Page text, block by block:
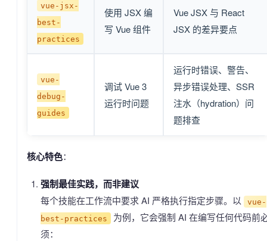
vue-jsx-
best-
practices
使用 JSX 编
写 Vue 组件
Vue JSX 与 React
JSX 的差异要点
vue-
debug-
guides
调试 Vue 3
运行时问题
运行时错误、警告、
异步错误处理、SSR
注水（hydration）问
题排查
核心特色：
强制最佳实践，而非建议
每个技能在工作流中要求 AI 严格执行指定步骤。以
vue-
best-practices 为例，它会强制 AI 在编写任何代码前
须：